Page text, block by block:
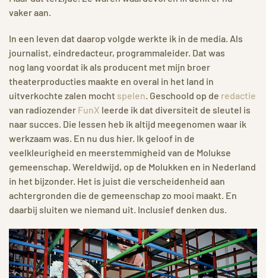
vaker aan.
In een leven dat daarop volgde werkte ik in de media. Als
journalist, eindredacteur, programmaleider. Dat was
nog lang voordat ik als producent met mijn broer
theaterproducties maakte en overal in het land in
uitverkochte zalen mocht spelen. Geschoold op de redactie
van radiozender FunX leerde ik dat diversiteit de sleutel is
naar succes. Die lessen heb ik altijd meegenomen waar ik
werkzaam was. En nu dus hier. Ik geloof in de
veelkleurigheid en meerstemmigheid van de Molukse
gemeenschap. Wereldwijd, op de Molukken en in Nederland
in het bijzonder. Het is juist die verscheidenheid aan
achtergronden die de gemeenschap zo mooi maakt. En
daarbij sluiten we niemand uit. Inclusief denken dus.